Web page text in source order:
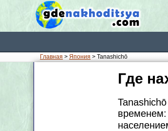
Главная > Япония > Tanashichō
Где
временем: